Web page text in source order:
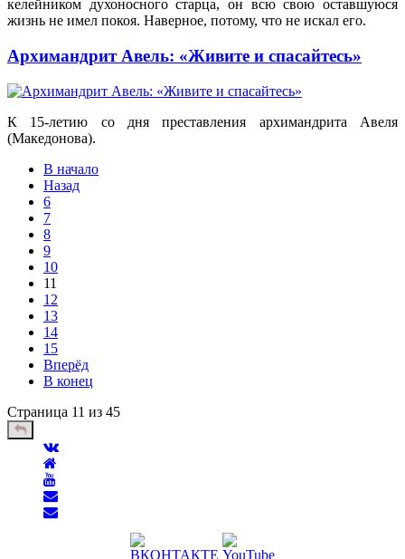
келейником духоносного старца, он всю свою оставшуюся
жизнь не имел покоя. Наверное, потому, что не искал его.
Архимандрит Авель: «Живите и спасайтесь»
К 15-летию со дня преставления архимандрита Авеля
(Македонова).
В начало
Назад
6
7
8
9
10
11
12
13
14
15
Вперёд
В конец
Страница 11 из 45